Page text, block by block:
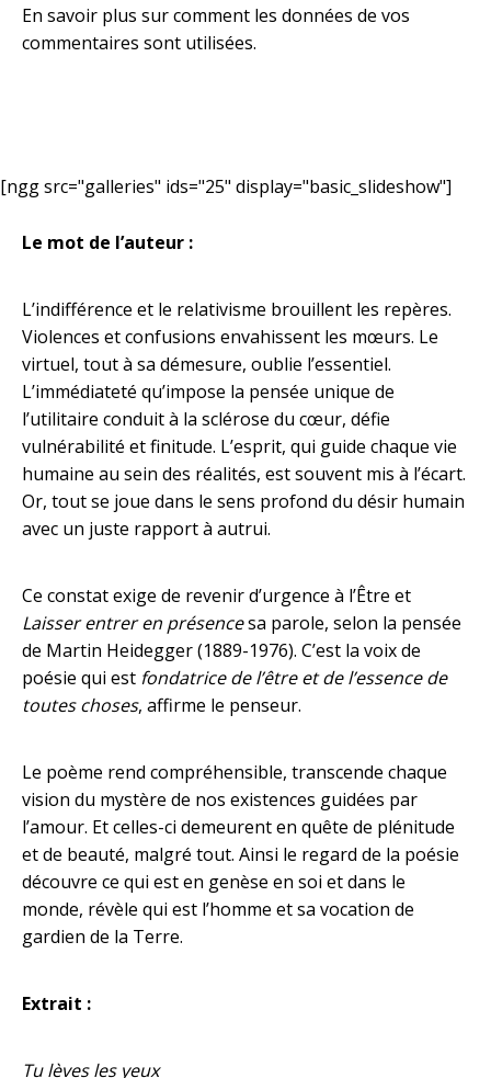
En savoir plus sur comment les données de vos
commentaires sont utilisées.
[ngg src="galleries" ids="25" display="basic_slideshow"]
Le mot de l’auteur :
L’indifférence et le relativisme brouillent les repères.
Violences et confusions envahissent les mœurs. Le
virtuel, tout à sa démesure, oublie l’essentiel.
L’immédiateté qu’impose la pensée unique de
l’utilitaire conduit à la sclérose du cœur, défie
vulnérabilité et finitude. L’esprit, qui guide chaque vie
humaine au sein des réalités, est souvent mis à l’écart.
Or, tout se joue dans le sens profond du désir humain
avec un juste rapport à autrui.
Ce constat exige de revenir d’urgence à l’Être et
Laisser entrer en présencesa parole, selon la pensée
de Martin Heidegger (1889-1976). C’est la voix de
poésie qui est fondatrice de l’être et de l’essence de
toutes choses, affirme le penseur.
Le poème rend compréhensible, transcende chaque
vision du mystère de nos existences guidées par
l’amour. Et celles-ci demeurent en quête de plénitude
et de beauté, malgré tout. Ainsi le regard de la poésie
découvre ce qui est en genèse en soi et dans le
monde, révèle qui est l’homme et sa vocation de
gardien de la Terre.
Extrait :
Tu lèves les yeux